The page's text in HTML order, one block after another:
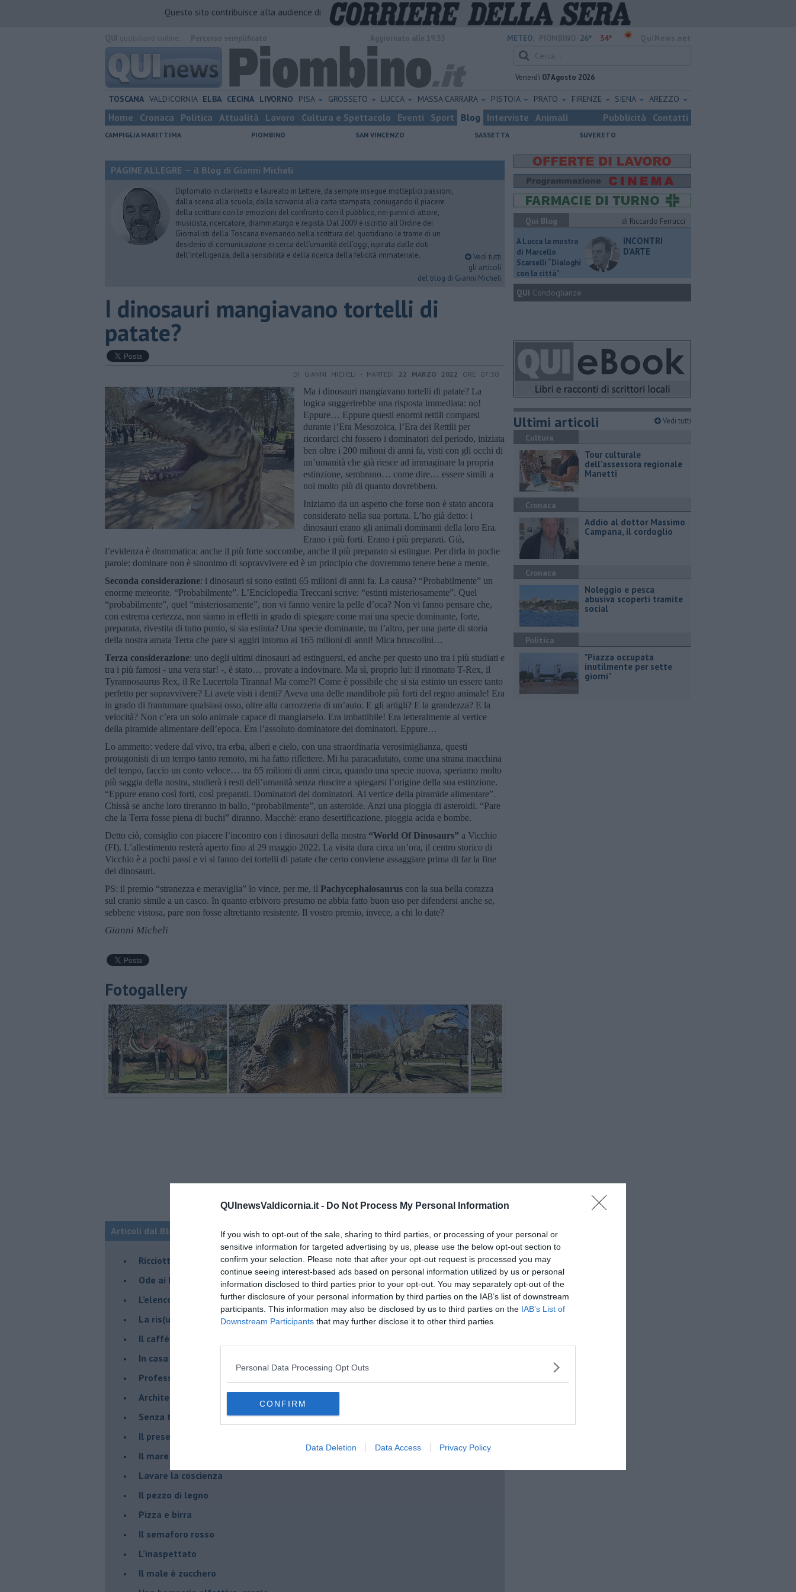
QUInewsValdicornia.it - Do Not Process My Personal Information
If you wish to opt-out of the sale, sharing to third parties, or processing of your personal or
sensitive information for targeted advertising by us, please use the below opt-out section to
confirm your selection. Please note that after your opt-out request is processed you may
continue seeing interest-based ads based on personal information utilized by us or personal
information disclosed to third parties prior to your opt-out. You may separately opt-out of the
further disclosure of your personal information by third parties on the IAB’s list of downstream
participants. This information may also be disclosed by us to third parties on the IAB’s List of
Downstream Participants that may further disclose it to other third parties.
Personal Data Processing Opt Outs
CONFIRM
Data Deletion Data Access Privacy Policy
Questo sito contribuisce alla audience di
METEO: 26° 34°
Venerdì 07 Agosto 2026
TOSCANA VALDICORNIA ELBA CECINA LIVORNO PISA GROSSETO LUCCA MASSA CARRARA PISTOIA PRATO FIRENZE SIENA AREZZO
Home Cronaca Politica Attualità Lavoro Cultura e Spettacolo Eventi Sport Blog Interviste Animali Pubblicità Contatti
CAMPIGLIA MARITTIMA PIOMBINO SAN VINCENZO SASSETTA SUVERETO
PAGINE ALLEGRE — il Blog di Gianni Micheli
Diplomato in clarinetto e laureato in Lettere, da sempre insegue molteplici passioni,
dalla scena alla scuola, dalla scrivania alla carta stampata, coniugando il piacere
della scrittura con le emozioni del confronto con il pubblico, nei panni di attore,
musicista, ricercatore, drammaturgo e regista. Dal 2009 è iscritto all’Ordine dei
Giornalisti della Toscana riversando nella scrittura del quotidiano le trame di un
desiderio di comunicazione in cerca dell’umanità dell’oggi, ispirata dalle doti
dell’intelligenza, della sensibilità e della ricerca della felicità immateriale.
Vedi tutti
gli articoli
del blog di Gianni Micheli
I dinosauri mangiavano tortelli di
patate?
DI GIANNI MICHELI - MARTEDÌ 22 MARZO 2022 ORE 07:30
Ma i dinosauri mangiavano tortelli di patate? La
logica suggerirebbe una risposta immediata: no!
Eppure… Eppure questi enormi rettili comparsi
durante l’Era Mesozoica, l’Era dei Rettili per
ricordarci chi fossero i dominatori del periodo, iniziata
ben oltre i 200 milioni di anni fa, visti con gli occhi di
un’umanità che già riesce ad immaginare la propria
estinzione, sembrano… come dire… essere simili a
noi molto più di quanto dovrebbero.
Iniziamo da un aspetto che forse non è stato ancora
considerato nella sua portata. L’ho già detto: i
dinosauri erano gli animali dominanti della loro Era.
Erano i più forti. Erano i più preparati. Già,
l’evidenza è drammatica: anche il più forte soccombe, anche il più preparato si estingue. Per dirla in poche
parole: dominare non è sinonimo di sopravvivere ed è un principio che dovremmo tenere bene a mente.
Seconda considerazione: i dinosauri si sono estinti 65 milioni di anni fa. La causa? “Probabilmente” un
enorme meteorite. “Probabilmente”. L’Enciclopedia Treccani scrive: “estinti misteriosamente”. Quel
“probabilmente”, quel “misteriosamente”, non vi fanno venire la pelle d’oca? Non vi fanno pensare che,
con estrema certezza, non siamo in effetti in grado di spiegare come mai una specie dominante, forte,
preparata, rivestita di tutto punto, si sia estinta? Una specie dominante, tra l’altro, per una parte di storia
della nostra amata Terra che pare si aggiri intorno ai 165 milioni di anni! Mica bruscolini…
Terza considerazione: uno degli ultimi dinosauri ad estinguersi, ed anche per questo uno tra i più studiati e
tra i più famosi - una vera star! -, è stato… provate a indovinare. Ma sì, proprio lui: il rinomato T-Rex, il
Tyrannosaurus Rex, il Re Lucertola Tiranna! Ma come?! Come è possibile che si sia estinto un essere tanto
perfetto per sopravvivere? Li avete visti i denti? Aveva una delle mandibole più forti del regno animale! Era
in grado di frantumare qualsiasi osso, oltre alla carrozzeria di un’auto. E gli artigli? E la grandezza? E la
velocità? Non c’era un solo animale capace di mangiarselo. Era imbattibile! Era letteralmente al vertice
della piramide alimentare dell’epoca. Era l’assoluto dominatore dei dominatori. Eppure…
Lo ammetto: vedere dal vivo, tra erba, alberi e cielo, con una straordinaria verosimiglianza, questi
protagonisti di un tempo tanto remoto, mi ha fatto riflettere. Mi ha paracadutato, come una strana macchina
del tempo, faccio un conto veloce… tra 65 milioni di anni circa, quando una specie nuova, speriamo molto
più saggia della nostra, studierà i resti dell’umanità senza riuscire a spiegarsi l’origine della sua estinzione.
“Eppure erano così forti, così preparati. Dominatori dei dominatori. Al vertice della piramide alimentare”.
Chissà se anche loro tireranno in ballo, “probabilmente”, un asteroide. Anzi una pioggia di asteroidi. “Pare
che la Terra fosse piena di buchi” diranno. Macchè: erano desertificazione, pioggia acida e bombe.
Detto ciò, consiglio con piacere l’incontro con i dinosauri della mostra “World Of Dinosaurs” a Vicchio
(FI). L’allestimento resterà aperto fino al 29 maggio 2022. La visita dura circa un’ora, il centro storico di
Vicchio è a pochi passi e vi si fanno dei tortelli di patate che certo conviene assaggiare prima di far la fine
dei dinosauri.
PS: il premio “stranezza e meraviglia” lo vince, per me, il Pachycephalosaurus con la sua bella corazza
sul cranio simile a un casco. In quanto erbivoro presumo ne abbia fatto buon uso per difendersi anche se,
sebbene vistosa, pare non fosse altrettanto resistente. Il vostro premio, invece, a chi lo date?
Gianni Micheli
Fotogallery
Articoli dal Blog “Pagine allegre” di Gianni Micheli
​Ricciotti Ensemble: ovunque e per tutti
Ode ai lacci
​L’elenco telefonico
​La ris(u)onanza
​Il caffè Mattia Moreni
​In casa ho una macchina del tempo
Professione: reporter
Architettura che abbaglia
​Senza tasche, un po’ come me
​Il presepe di San Martino
​Il mare d’autunno
​Lavare la coscienza
​Il pezzo di legno
​Pizza e birra
​Il semaforo rosso
​L’inaspettato
​Il male è zucchero
Qui Blog
di Riccardo Ferrucci
A Lucca la mostra
di Marcello
Scarselli “Dialoghi
con la città"
INCONTRI
D'ARTE
QUI Condoglianze
Ultimi articoli Vedi tutti
Cultura
Tour culturale
dell'assessora regionale
Manetti
Cronaca
Addio al dottor Massimo
Campana, il cordoglio
Cronaca
Noleggio e pesca
abusiva scoperti tramite
social
Politica
"Piazza occupata
inutilmente per sette
giorni"